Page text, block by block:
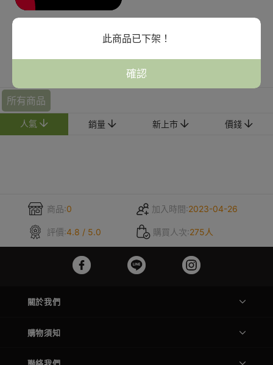
此商品已下架！
確認
全館分類商品
所有商品
人氣 銷量 新上市 價錢
商品:0 加入時間:2023-04-26
評價:4.8 / 5.0 購買人次:275人
關於我們
購物須知